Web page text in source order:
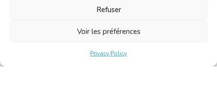
Refuser
Voir les préférences
Privacy Policy